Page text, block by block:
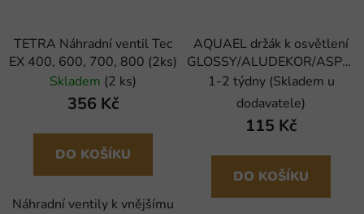
TETRA Náhradní ventil Tec
EX 400, 600, 700, 800 (2ks)
Skladem (2 ks)
356 Kč
DO KOŠÍKU
Náhradní ventily k vnějšímu
AQUAEL držák k osvětlení
GLOSSY/ALUDEKOR/
(2ks)
1-2 týdny (Skladem u
dodavatele)
115 Kč
DO KOŠÍKU